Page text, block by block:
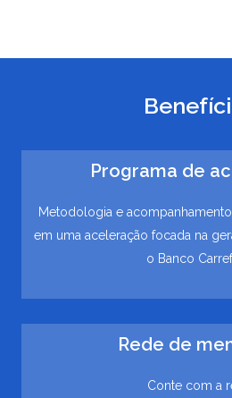
Programa de
Metodologia e
em uma aceleração focada na
o Banco
Rede de
Conte com a